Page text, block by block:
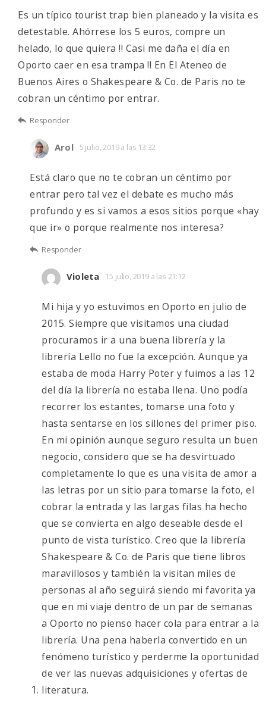
Es un típico tourist trap bien planeado y la visita es
detestable. Ahórrese los 5 euros, compre un
helado, lo que quiera !! Casi me daña el día en
Oporto caer en esa trampa !! En El Ateneo de
Buenos Aires o Shakespeare & Co. de Paris no te
cobran un céntimo por entrar.
Responder
Arol 5 julio, 2019 a las 13:32
Está claro que no te cobran un céntimo por
entrar pero tal vez el debate es mucho más
profundo y es si vamos a esos sitios porque «hay
que ir» o porque realmente nos interesa?
Responder
Violeta 15 julio, 2019 a las 21:12
Mi hija y yo estuvimos en Oporto en julio de
2015. Siempre que visitamos una ciudad
procuramos ir a una buena librería y la
librería Lello no fue la excepción. Aunque ya
estaba de moda Harry Poter y fuimos a las 12
del día la librería no estaba llena. Uno podía
recorrer los estantes, tomarse una foto y
hasta sentarse en los sillones del primer piso.
En mi opinión aunque seguro resulta un buen
negocio, considero que se ha desvirtuado
completamente lo que es una visita de amor a
las letras por un sitio para tomarse la foto, el
cobrar la entrada y las largas filas ha hecho
que se convierta en algo deseable desde el
punto de vista turístico. Creo que la librería
Shakespeare & Co. de Paris que tiene libros
maravillosos y también la visitan miles de
personas al año seguirá siendo mi favorita ya
que en mi viaje dentro de un par de semanas
a Oporto no pienso hacer cola para entrar a la
librería. Una pena haberla convertido en un
fenómeno turístico y perderme la oportunidad
de ver las nuevas adquisiciones y ofertas de
literatura.